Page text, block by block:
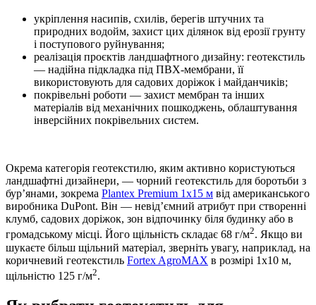
укріплення насипів, схилів, берегів штучних та
природних водойм, захист цих ділянок від ерозії грунту
і поступового руйнування;
реалізація проєктів ландшафтного дизайну: геотекстиль
— надійна підкладка під ПВХ-мембрани, її
використовують для садових доріжок і майданчиків;
покрівельні роботи — захист мембран та інших
матеріалів від механічних пошкоджень, облаштування
інверсійних покрівельних систем.
Окрема категорія геотекстилю, яким активно користуються
ландшафтні дизайнери, — чорний геотекстиль для боротьби з
бур’янами, зокрема Plantex Premium 1х15 м від американського
виробника DuPont. Він — невід’ємний атрибут при створенні
клумб, садових доріжок, зон відпочинку біля будинку або в
громадському місці. Його щільність складає 68 г/м2. Якщо ви
шукаєте більш щільний матеріал, зверніть увагу, наприклад, на
коричневий геотекстиль Fortex AgroMAX в розмірі 1х10 м,
щільністю 125 г/м2.